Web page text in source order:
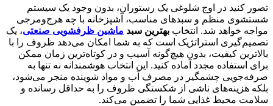
تصور کنید در اوج شلوغی یک رستوران، بدون وجود یک سیستم
شستشوی منظم و سبدهای مناسب، آشپزخانه با چه هرج‌ومرجی
مواجه خواهد شد. انتخاب بهترین سبد ماشین ظرفشویی صنعتی، یک
تصمیم‌گیری استراتژیک است که به شما امکان می‌دهد ظروف را با
بالاترین کیفیت، بدون هیچ‌گونه آسیب و در کوتاه‌ترین زمان ممکن
برای استفاده مجدد آماده کنید. این انتخاب هوشمندانه نه تنها به
صرفه‌جویی چشمگیر در مصرف آب و مواد شوینده منجر می‌شود،
بلکه هزینه‌های ناشی از شکستگی ظروف را به حداقل رسانده و
سلامت محیط غذایی شما را تضمین می‌کند.